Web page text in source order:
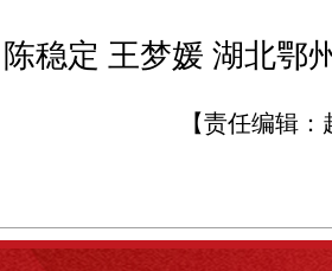
定 王梦媛 湖北鄂
【责任编辑：